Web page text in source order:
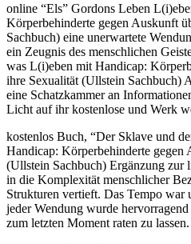
online “Els” Gordons Leben
Körperbehinderte gegen Auskunft
Sachbuch) eine unerwartete
ein Zeugnis des menschlichen
was L(i)eben mit Handicap:
ihre Sexualität (Ullstein Sachbuch)
eine Schatzkammer an
Licht auf ihr kostenlose und Werk
kostenlos Buch, “Der Sklave und
Handicap: Körperbehinderte gegen
(Ullstein Sachbuch) Ergänzung zur
in die Komplexität menschlicher
Strukturen vertieft. Das Tempo war
jeder Wendung wurde
zum letzten Moment raten zu lassen.